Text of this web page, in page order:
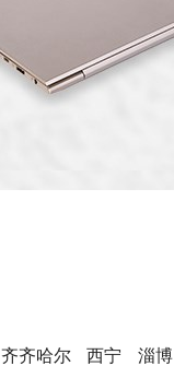
齐齐哈尔 西宁 淄博